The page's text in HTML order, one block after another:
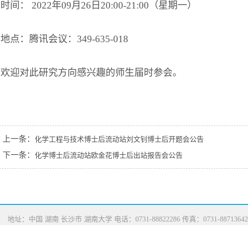
时间： 2022年09月 26 日 20:00-21:00 （星期一）
地点：腾讯会议： 349-635-018
欢迎对此研究方向感兴趣的师生届时参会。
上一条： 化学工程与技术博士后流动站刘文钊博士后开题会公告
下一条： 化学博士后流动站欧金花博士后出站报告会公告
地址：中国 湖南 长沙市 湖南大学 电话：0731-88822286 传真：0731-88713642